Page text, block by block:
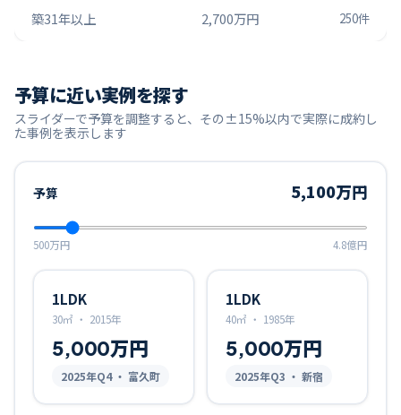
築31年以上 2,700万円 250件
予算に近い実例を探す
スライダーで予算を調整すると、その±15%以内で実際に成約し
た事例を表示します
予算 5,100万円
500万円 4.8億円
1LDK
30㎡ ・ 2015年
5,000万円
2025年Q4・ 富久町
1LDK
40㎡ ・ 1985年
5,000万円
2025年Q3 ・ 新宿